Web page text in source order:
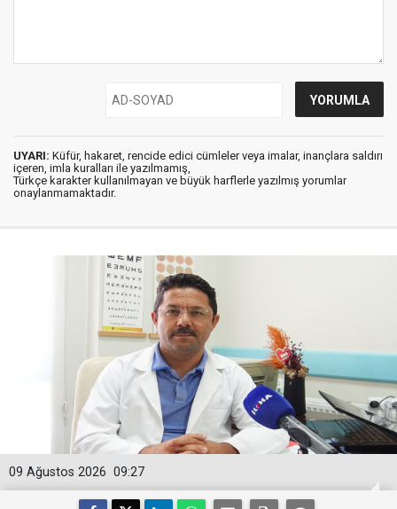
UYARI: Küfür, hakaret, rencide edici cümleler veya imalar, inançlara saldırı
içeren, imla kuralları ile yazılmamış,
Türkçe karakter kullanılmayan ve büyük harflerle yazılmış yorumlar
onaylanmamaktadır.
09:27
09 Ağustos 2026